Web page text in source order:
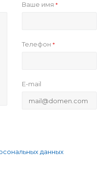
Ваше имя*
Телефон*
E-mail
данных